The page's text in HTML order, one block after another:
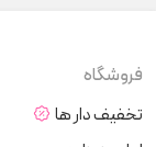
رنگ و
طرح‌های
تیشرت
فروشگاه
تخفیف دار ها